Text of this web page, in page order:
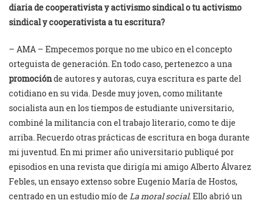
diaria de cooperativista y activismo sindical o tu activismo
sindical y cooperativista a tu escritura?
– AMA – Empecemos porque no me ubico en el concepto
orteguista de generación. En todo caso, pertenezco a una
promociónde autores y autoras, cuya escritura es parte del
cotidiano en su vida. Desde muy joven, como militante
socialista aun en los tiempos de estudiante universitario,
combiné la militancia con el trabajo literario, como te dije
arriba. Recuerdo otras prácticas de escritura en boga durante
mi juventud. En mi primer año universitario publiqué por
episodios en una revista que dirigía mi amigo Alberto Álvarez
Febles, un ensayo extenso sobre Eugenio María de Hostos,
centrado en un estudio mío de La moral social. Ello abrió un